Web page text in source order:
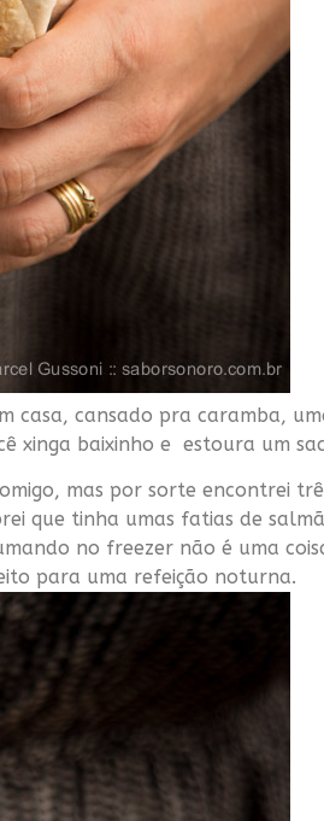
casa, cansado pra caramba,
xinga baixinho e estoura um
mas por sorte encontrei
que tinha umas fatias de
no freezer não é uma
para uma refeição noturna.